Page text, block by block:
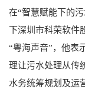
在“智慧赋能下的
下深圳市科荣软件
“粤海声音”，他表
理让污水处理从传
水务统筹规划及运